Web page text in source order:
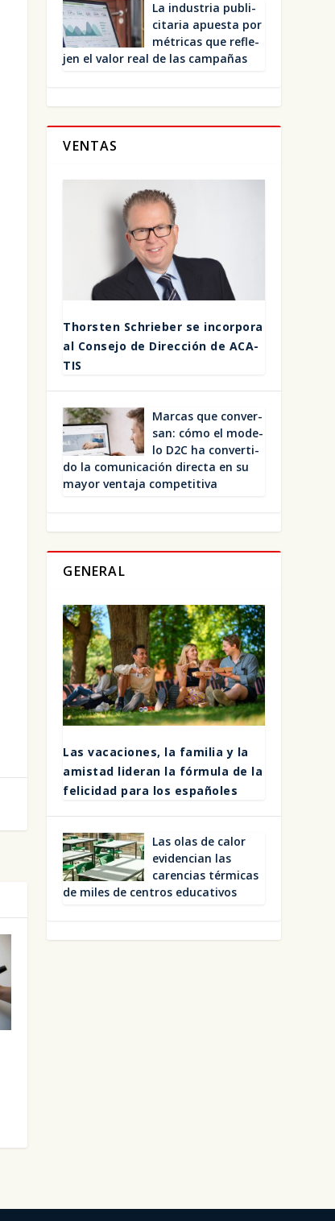
La indus­tria publi­
ci­ta­ria apues­ta por
métri­cas que refle­
jen el valor real de las cam­pa­ñas
VENTAS
Thors­ten Schrie­ber se incor­po­ra
al Con­se­jo de Direc­ción de ACA­
TIS
Mar­cas que con­ver­
san: cómo el mode­
lo D2C ha con­ver­ti­
do la comu­ni­ca­ción direc­ta en su
mayor ven­ta­ja com­pe­ti­ti­va
GENERAL
Las vaca­cio­nes, la fami­lia y la
amis­tad lide­ran la fór­mu­la de la
feli­ci­dad para los espa­ño­les
Las olas de calor
evi­den­cian las
caren­cias tér­mi­cas
de miles de cen­tros edu­ca­ti­vos